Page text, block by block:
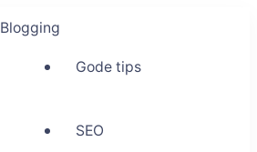
Blogging
Gode tips
SEO